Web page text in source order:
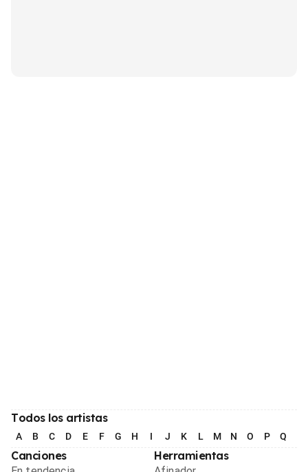
Todos los artistas
A B C D E F G H I J K L M N O P Q
Canciones Herramientas